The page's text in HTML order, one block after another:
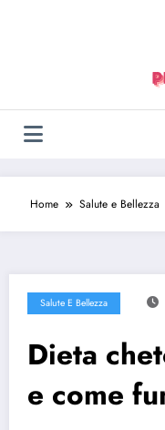
Home Salute e Bellezza
Salute E Bellezza
Dieta
e come